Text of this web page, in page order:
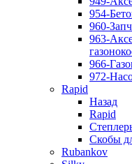
954-
960-
963-
966-
972-
Rapid
Назад
Rapid
Скобы
Rubankov